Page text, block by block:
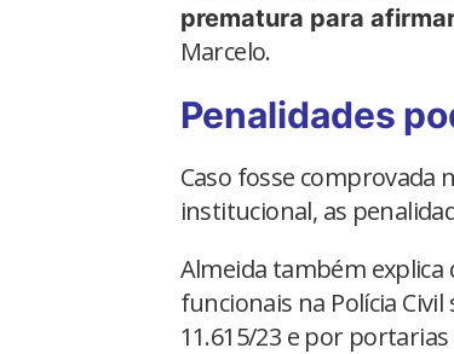
prematura para
Marcelo.
Penalidades
Caso fosse comprovada
institucional, as
Almeida também
funcionais na Polícia
11.615/23 e por